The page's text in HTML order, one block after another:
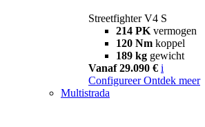
Streetfighter V4 S
214 PK vermogen
120 Nm koppel
189 kg gewicht
Vanaf 29.090 € i
Configureer Ontdek meer
Multistrada